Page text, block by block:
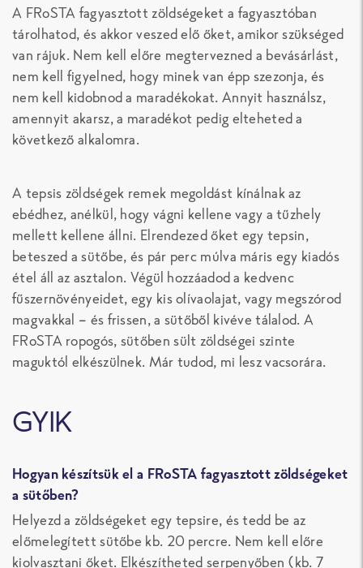
A FRoSTA fagyasztott zöldségeket a fagyasztóban
tárolhatod, és akkor veszed elő őket, amikor szükséged
van rájuk. Nem kell előre megtervezned a bevásárlást,
nem kell figyelned, hogy minek van épp szezonja, és
nem kell kidobnod a maradékokat. Annyit használsz,
amennyit akarsz, a maradékot pedig elteheted a
következő alkalomra.
A tepsis zöldségek remek megoldást kínálnak az
ebédhez, anélkül, hogy vágni kellene vagy a tűzhely
mellett kellene állni. Elrendezed őket egy tepsin,
beteszed a sütőbe, és pár perc múlva máris egy kiadós
étel áll az asztalon. Végül hozzáadod a kedvenc
fűszernövényeidet, egy kis olívaolajat, vagy megszórod
magvakkal – és frissen, a sütőből kivéve tálalod. A
FRoSTA ropogós, sütőben sült zöldségei szinte
maguktól elkészülnek. Már tudod, mi lesz vacsorára.
GYIK
Hogyan készítsük el a FRoSTA fagyasztott zöldségeket
a sütőben?
Helyezd a zöldségeket egy tepsire, és tedd be az
előmelegített sütőbe kb. 20 percre. Nem kell előre
kiolvasztani őket. Elkészítheted serpenyőben (kb. 7